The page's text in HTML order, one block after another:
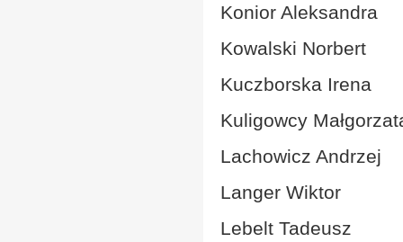
Konior Aleksandra
Kowalski Norbert
Kuczborska Irena
Kuligowcy
Lachowicz Andrzej
Langer Wiktor
Lebelt Tadeusz